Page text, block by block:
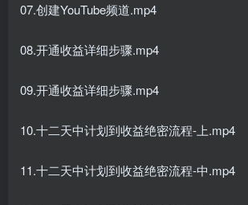
07.创建YouTube频道.mp4
08.开通收益详细步骤.mp4
09.开通收益详细步骤.mp4
10.十二天中计划到收益绝密流程-上.mp4
11.十二天中计划到收益绝密流程-中.mp4